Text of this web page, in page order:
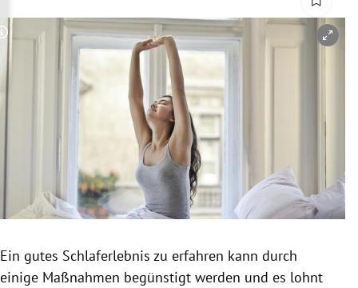
Untermenü
Untermenü
Untermenü
Untermenü
Untermenü
Copyright-Hinweis öffnen/schließen
Ein gutes Schlaferlebnis zu erfahren kann durch
einige Maßnahmen begünstigt werden und es lohnt